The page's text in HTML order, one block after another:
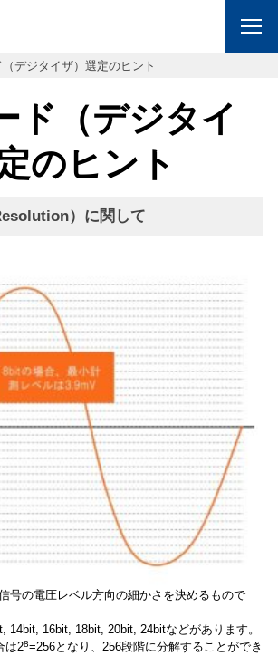
デジタイザ）選定のヒント
ド（デジタイ
のヒント
）に関して
号の電圧レベル方向の細かさを決めるもので
16bit, 18bit, 20bit, 24bitなどがあります。
は28=256となり、256段階に分解することができ